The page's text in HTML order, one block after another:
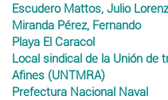
Escudero Mattos, Julio
Miranda Pérez, Fernando
Playa El Caracol
Local sindical de la Unión de
Afines (UNTMRA)
Prefectura Nacional Naval